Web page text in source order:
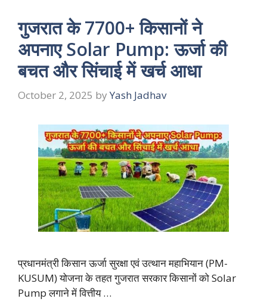
गुजरात के 7700+ किसानों ने
अपनाए Solar Pump: ऊर्जा की
बचत और सिंचाई में खर्च आधा
October 2, 2025 by Yash Jadhav
प्रधानमंत्री किसान ऊर्जा सुरक्षा एवं उत्थान महाभियान (PM-
KUSUM) योजना के तहत गुजरात सरकार किसानों को Solar
Pump लगाने में वित्तीय …